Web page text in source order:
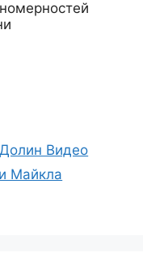
Видео
Майкла